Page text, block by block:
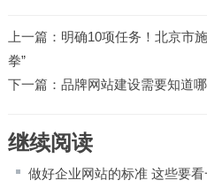
上一篇： 明确10项任务！北京市
拳”
下一篇： 品牌网站建设需要知道
继续阅读
做好企业网站的标准 这些要